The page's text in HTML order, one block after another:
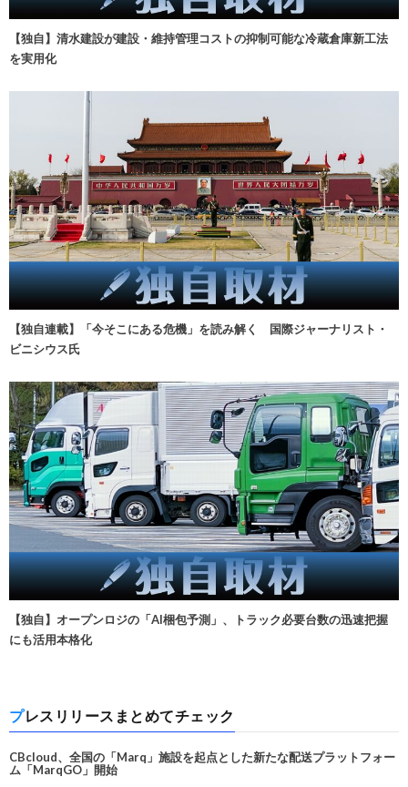
【独自】清水建設が建設・維持管理コストの抑制可能な冷蔵倉庫新工法
を実用化
【独自連載】「今そこにある危機」を読み解く 国際ジャーナリスト・
ビニシウス氏
【独自】オープンロジの「AI梱包予測」、トラック必要台数の迅速把握
にも活用本格化
プレスリリースまとめてチェック
CBcloud、全国の「Marq」施設を起点とした新たな配送プラットフォー
ム「MarqGO」開始